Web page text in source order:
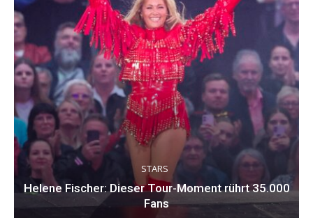
STARS
Helene Fischer: Dieser Tour-Moment rührt 35.000
Fans